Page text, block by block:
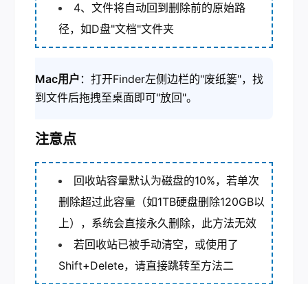
4、文件将自动回到删除前的原始路
径，如D盘"文档"文件夹
Mac用户 ：打开Finder左侧边栏的"废纸篓"，找
到文件后拖拽至桌面即可"放回"。
注意点
回收站容量默认为磁盘的10%，若单次
删除超过此容量（如1TB硬盘删除120GB以
上），系统会直接永久删除，此方法无效
若回收站已被手动清空，或使用了
Shift+Delete，请直接跳转至方法二